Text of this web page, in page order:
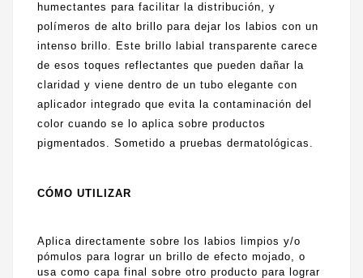
humectantes para facilitar la distribución, y
polímeros de alto brillo para dejar los labios con un
intenso brillo. Este brillo labial transparente carece
de esos toques reflectantes que pueden dañar la
claridad y viene dentro de un tubo elegante con
aplicador integrado que evita la contaminación del
color cuando se lo aplica sobre productos
pigmentados. Sometido a pruebas dermatológicas.
CÓMO UTILIZAR
Aplica directamente sobre los labios limpios y/o
pómulos para lograr un brillo de efecto mojado, o
usa como capa final sobre otro producto para lograr